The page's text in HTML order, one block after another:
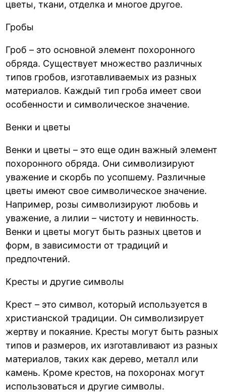
цветы, ткани, отделка и многое другое.
Гробы
Гроб – это основной элемент похоронного
обряда. Существует множество различных
типов гробов, изготавливаемых из разных
материалов. Каждый тип гроба имеет свои
особенности и символическое значение.
Венки и цветы
Венки и цветы – это еще один важный элемент
похоронного обряда. Они символизируют
уважение и скорбь по усопшему. Различные
цветы имеют свое символическое значение.
Например, розы символизируют любовь и
уважение, а лилии – чистоту и невинность.
Венки и цветы могут быть разных цветов и
форм, в зависимости от традиций и
предпочтений.
Кресты и другие символы
Крест – это символ, который используется в
христианской традиции. Он символизирует
жертву и покаяние. Кресты могут быть разных
типов и размеров, их изготавливают из разных
материалов, таких как дерево, металл или
камень. Кроме крестов, на похоронах могут
использоваться и другие символы.